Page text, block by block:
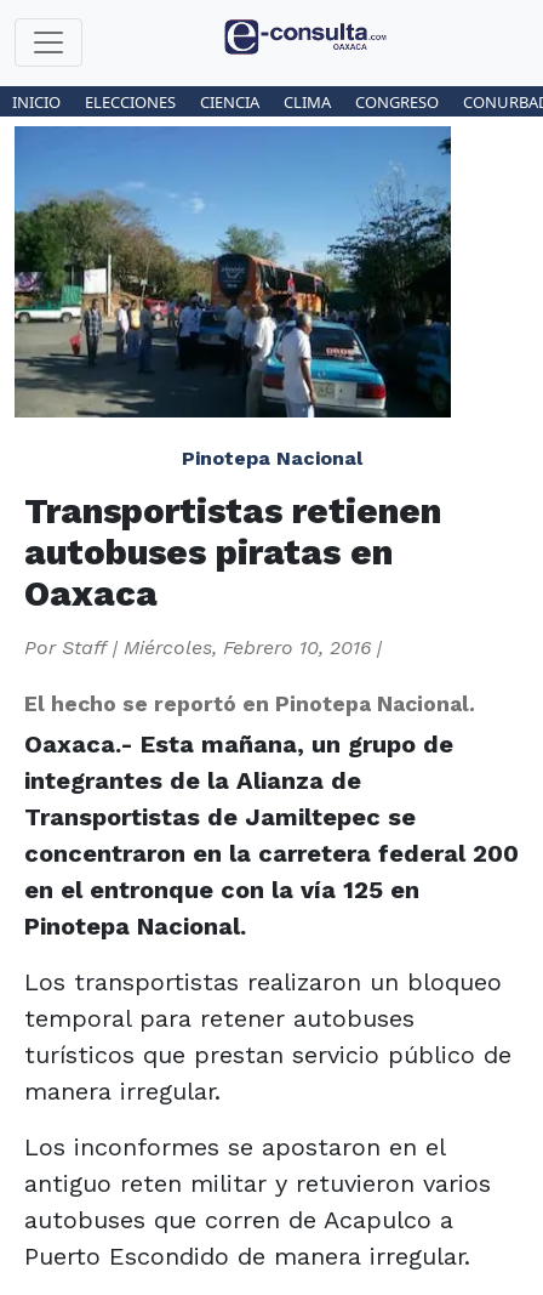
INICIO ELECCIONES CIENCIA CLIMA CONGRESO
Pinotepa Nacional
Transportistas retienen
autobuses piratas en
Oaxaca
Por Staff| Miércoles, Febrero 10, 2016 |
El hecho se reportó en Pinotepa Nacional.
Oaxaca.- Esta mañana, un grupo de
integrantes de la Alianza de
Transportistas de Jamiltepec se
concentraron en la carretera federal 200
en el entronque con la vía 125 en
Pinotepa Nacional.
Los transportistas realizaron un bloqueo
temporal para retener autobuses
turísticos que prestan servicio público de
manera irregular.
Los inconformes se apostaron en el
antiguo reten militar y retuvieron varios
autobuses que corren de Acapulco a
Puerto Escondido de manera irregular.